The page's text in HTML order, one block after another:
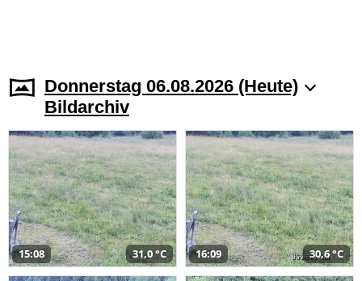
Donnerstag 06.08.2026 (Heute)
Bildarchiv
15:08 31,0 °C 16:09 30,6 °C